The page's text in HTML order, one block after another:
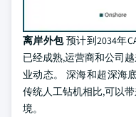
离岸外包预计到2034年
已经成熟,运营商和公司
业动态。 深海和超深海
传统人工钻机相比,可以
境。